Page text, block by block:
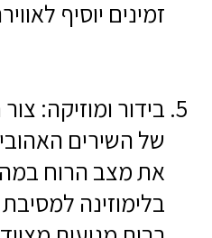
זמינים יוסיף
בידור ומוזיקה:
של השירים
את מצב הרוח
בלימוזינה למסיבת